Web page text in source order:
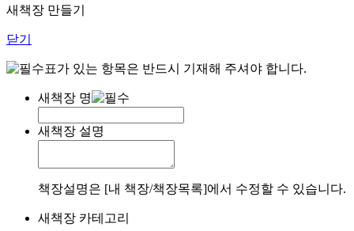
새책장 만들기
닫기
표가 있는 항목은 반드시 기재해 주셔야 합니다.
새책장 명
새책장 설명
책장설명은 [내 책장/책장목록]에서 수정할 수 있습니다.
새책장 카테고리